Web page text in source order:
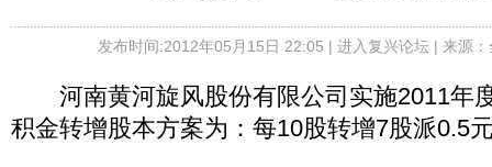
发布时间:2012年05月15日 22:05 | 进入复兴论坛| 来源
河南黄河旋风股份有限公司实施2011年
积金转增股本方案为：每10股转增7股派0.5